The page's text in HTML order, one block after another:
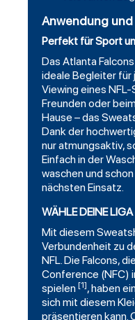
Anwendung
Perfekt für Sport
Das Atlanta
ideale Begleiter für
Viewing eines
Freunden oder
Hause – das
Dank der
nur atmungsaktiv,
Einfach in der
waschen und
nächsten Einsatz.
WÄHLE DEINE
Mit diesem
Verbundenheit zu
NFL. Die Falcons,
Conference (NFC)
spielen [1], haben
sich mit diesem
präsentieren kann.